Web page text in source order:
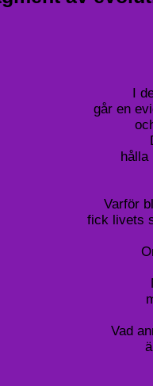
I
går en
hålla
Varför
fick livets
Vad